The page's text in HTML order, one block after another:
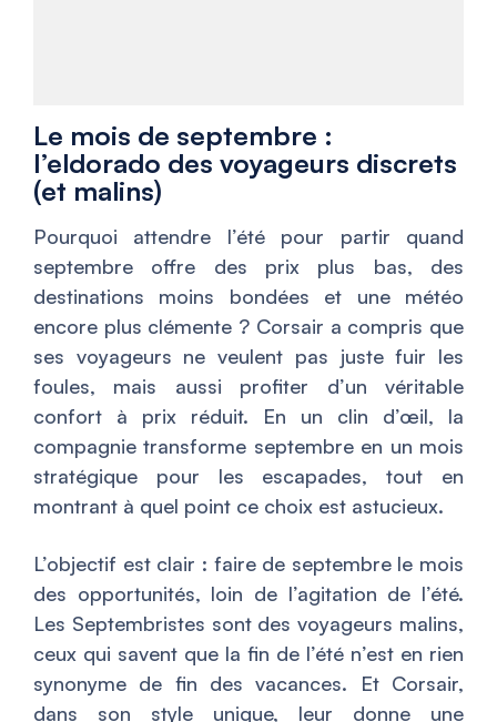
Le mois de septembre :
l’eldorado des voyageurs discrets
(et malins)
Pourquoi attendre l’été pour partir quand
septembre offre des prix plus bas, des
destinations moins bondées et une météo
encore plus clémente ? Corsair a compris que
ses voyageurs ne veulent pas juste fuir les
foules, mais aussi profiter d’un véritable
confort à prix réduit. En un clin d’œil, la
compagnie transforme septembre en un mois
stratégique pour les escapades, tout en
montrant à quel point ce choix est astucieux.
L’objectif est clair : faire de septembre le mois
des opportunités, loin de l’agitation de l’été.
Les Septembristes sont des voyageurs malins,
ceux qui savent que la fin de l’été n’est en rien
synonyme de fin des vacances. Et Corsair,
dans son style unique, leur donne une